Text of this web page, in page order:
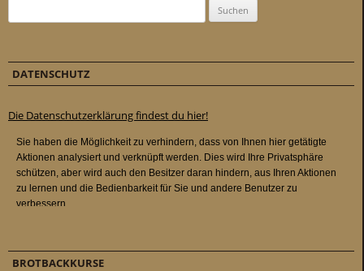
DATENSCHUTZ
Die Datenschutzerklärung findest du hier!
BROTBACKKURSE